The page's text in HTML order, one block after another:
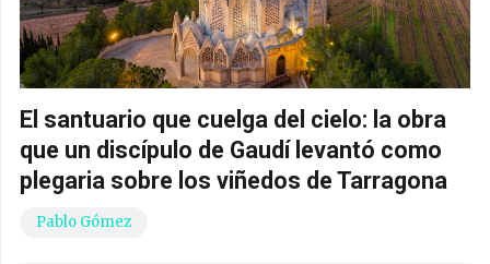
El santuario que cuelga del cielo: la obra
que un discípulo de Gaudí levantó como
plegaria sobre los viñedos de Tarragona
Pablo Gómez